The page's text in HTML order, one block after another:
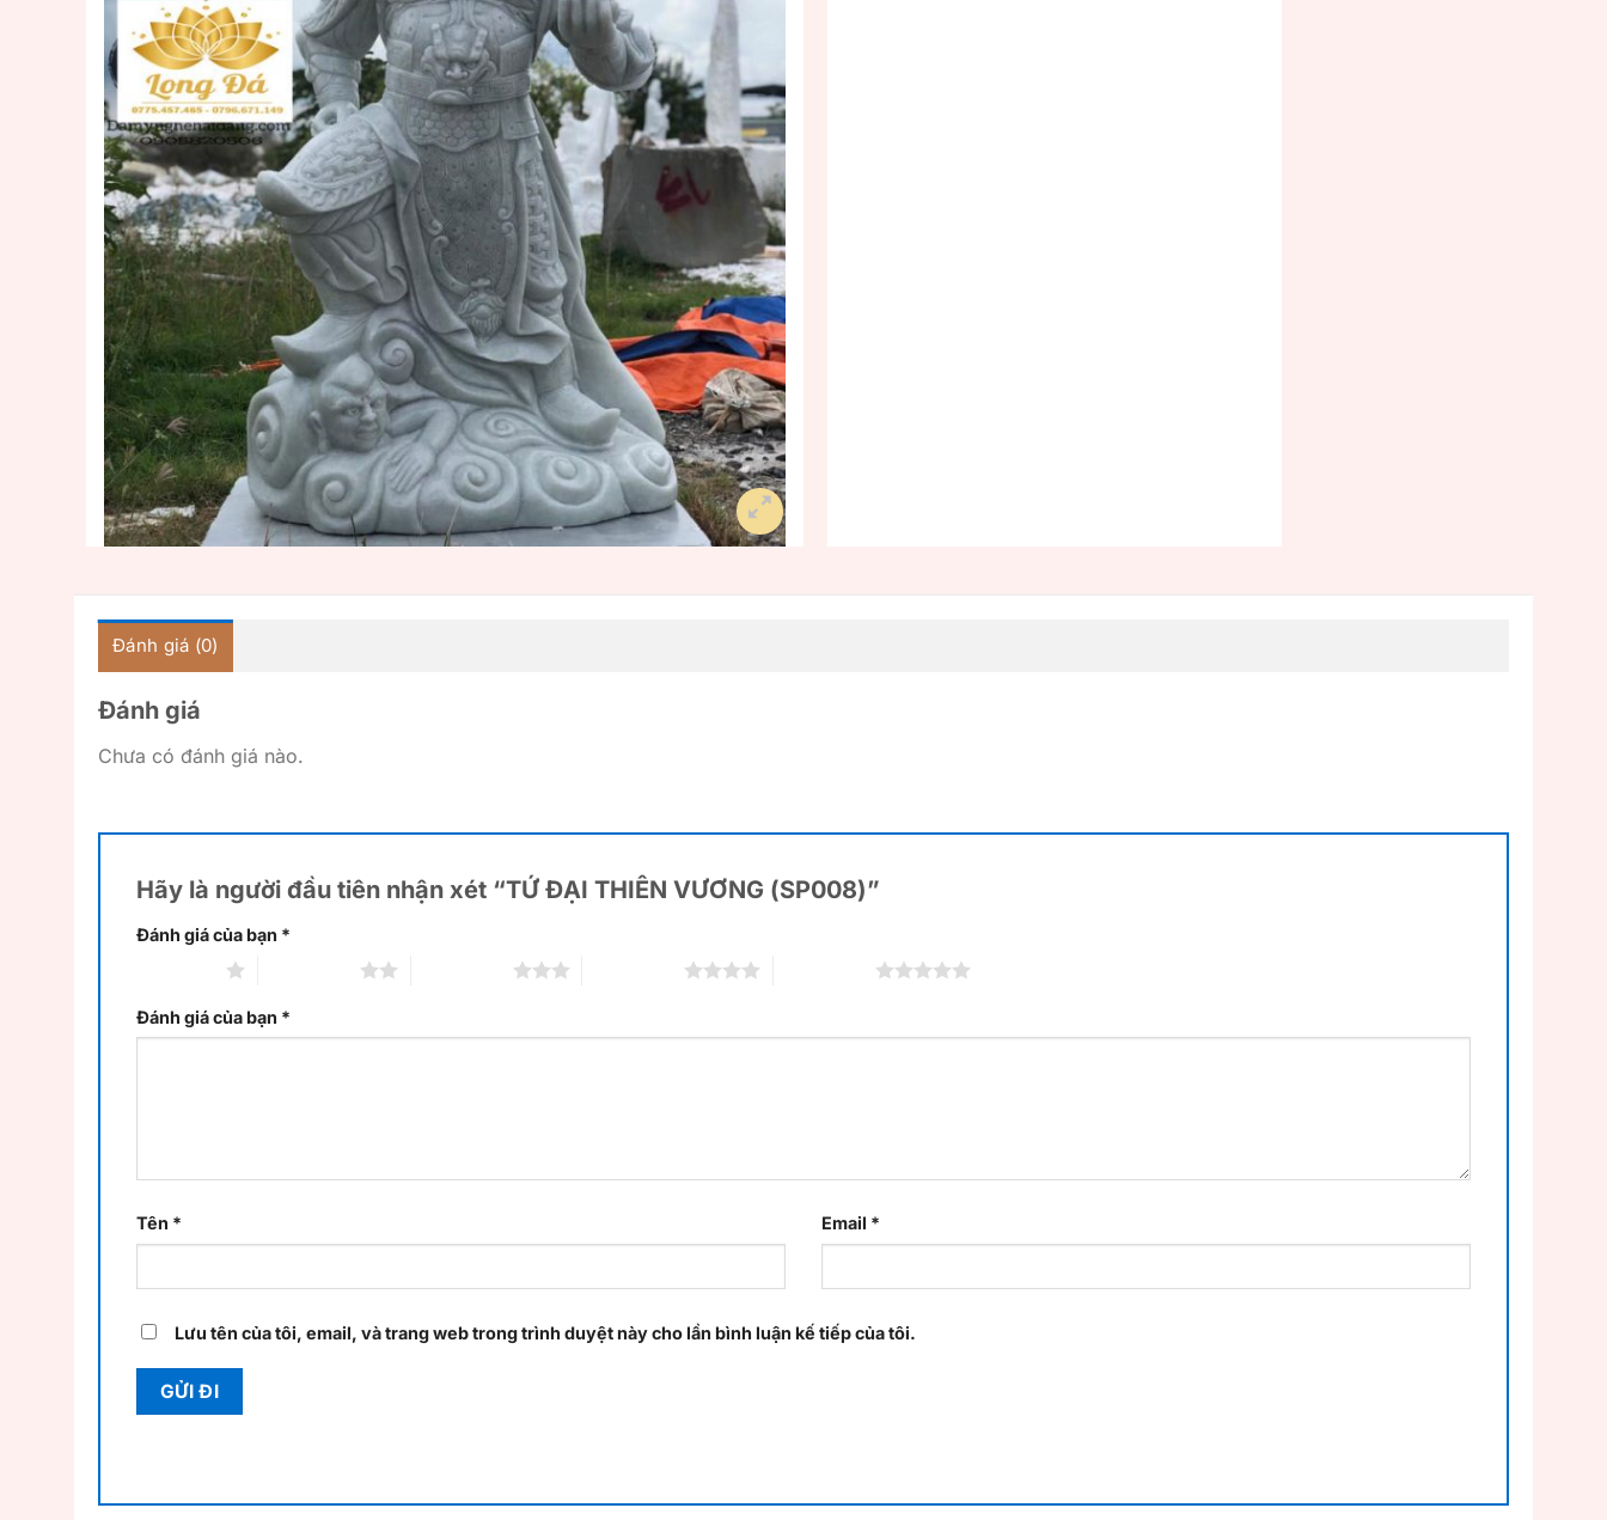
Đánh giá (0)
Đánh giá
Chưa có đánh giá nào.
Hãy là người đầu tiên nhận xét “TỨ ĐẠI THIÊN VƯƠNG (SP008)”
Đánh giá của bạn *
Đánh giá của bạn *
Tên * Email *
Lưu tên của tôi, email, và trang web trong trình duyệt này cho lần bình luận kế tiếp của tôi.